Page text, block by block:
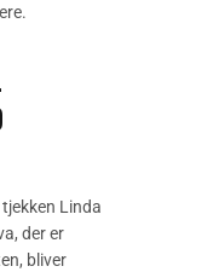
Linda
der er
bliver